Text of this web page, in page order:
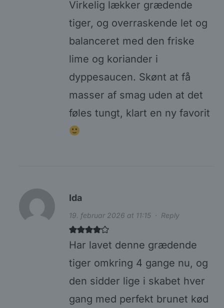
Virkelig lækker grædende
tiger, og overraskende let og
balanceret med den friske
lime og koriander i
dyppesaucen. Skønt at få
masser af smag uden at det
føles tungt, klart en ny favorit
Ida
19. februar 2026 at 11:15· Reply
Har lavet denne grædende
tiger omkring 4 gange nu, og
den sidder lige i skabet hver
gang med perfekt brunet kød